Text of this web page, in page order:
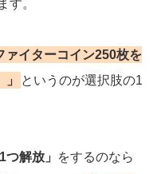
す。
ァイターコイン250枚を
というのが選択肢の1
解放」
をするのなら